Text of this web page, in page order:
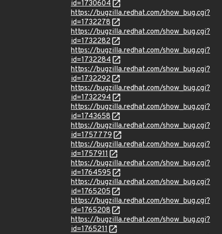
id=1730604
https://bugzilla.redhat.com/show_bug.cgi?
id=1732278
https://bugzilla.redhat.com/show_bug.cgi?
id=1732282
https://bugzilla.redhat.com/show_bug.cgi?
id=1732284
https://bugzilla.redhat.com/show_bug.cgi?
id=1732292
https://bugzilla.redhat.com/show_bug.cgi?
id=1732294
https://bugzilla.redhat.com/show_bug.cgi?
id=1743658
https://bugzilla.redhat.com/show_bug.cgi?
id=1757779
https://bugzilla.redhat.com/show_bug.cgi?
id=1757911
https://bugzilla.redhat.com/show_bug.cgi?
id=1764595
https://bugzilla.redhat.com/show_bug.cgi?
id=1765205
https://bugzilla.redhat.com/show_bug.cgi?
id=1765208
https://bugzilla.redhat.com/show_bug.cgi?
id=1765211